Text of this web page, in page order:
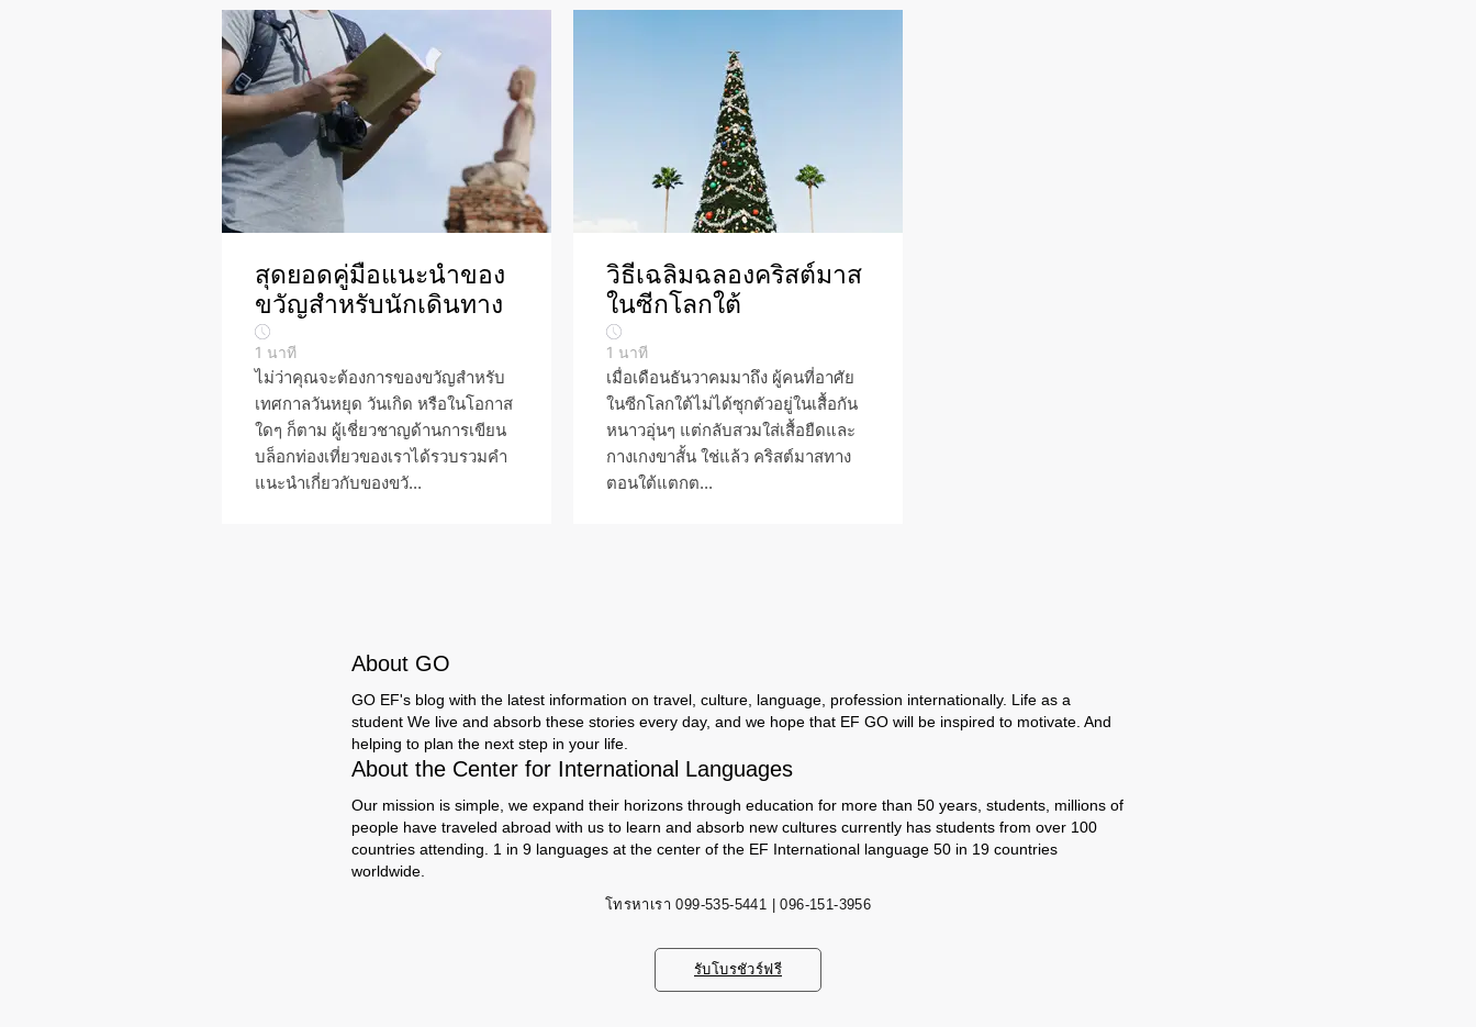
สุดยอดคู่มือแนะนำของ
ขวัญสำหรับนักเดินทาง
1 นาที
ไม่ว่าคุณจะต้องการของขวัญสำหรับ
เทศกาลวันหยุด วันเกิด หรือในโอกาส
ใดๆ ก็ตาม ผู้เชี่ยวชาญด้านการเขียน
บล็อกท่องเที่ยวของเราได้รวบรวมคำ
แนะนำเกี่ยวกับของขวั...
วิธีเฉลิมฉลองคริสต์มาส
ในซีกโลกใต้
1 นาที
เมื่อเดือนธันวาคมมาถึง ผู้คนที่อาศัย
ในซีกโลกใต้ไม่ได้ซุกตัวอยู่ในเสื้อกัน
หนาวอุ่นๆ แต่กลับสวมใส่เสื้อยืดและ
กางเกงขาสั้น ใช่แล้ว คริสต์มาสทาง
ตอนใต้แตกต...
About GO
GO EF's blog with the latest information on travel, culture, language, profession internationally. Life as a
student We live and absorb these stories every day, and we hope that EF GO will be inspired to motivate. And
helping to plan the next step in your life.
About the Center for International Languages
Our mission is simple, we expand their horizons through education for more than 50 years, students, millions of
people have traveled abroad with us to learn and absorb new cultures currently has students from over 100
countries attending. 1 in 9 languages ​​at the center of the EF International language 50 in 19 countries
worldwide.
โทรหาเรา 099-535-5441 | 096-151-3956
รับโบรชัวร์ฟรี